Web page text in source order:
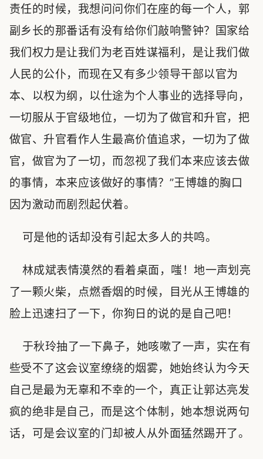
责任的时候，我想问问你们在座的每一个人，郭
副乡长的那番话有没有给你们敲响警钟？国家给
我们权力是让我们为老百姓谋福利，是让我们做
人民的公仆，而现在又有多少领导干部以官为
本、以权为纲，以仕途为个人事业的选择导向，
一切服从于官级地位，一切为了做官和升官，把
做官、升官看作人生最高价值追求，一切为了做
官，做官为了一切，而忽视了我们本来应该去做
的事情，本来应该做好的事情？”王博雄的胸口
因为激动而剧烈起伏着。
可是他的话却没有引起太多人的共鸣。
林成斌表情漠然的看着桌面，嗤！地一声划亮
了一颗火柴，点燃香烟的时候，目光从王博雄的
脸上迅速扫了一下，你狗日的说的是自己吧！
于秋玲抽了一下鼻子，她咳嗽了一声，实在有
些受不了这会议室缭绕的烟雾，她始终认为今天
自己是最为无辜和不幸的一个，真正让郭达亮发
疯的绝非是自己，而是这个体制，她本想说两句
话，可是会议室的门却被人从外面猛然踢开了。